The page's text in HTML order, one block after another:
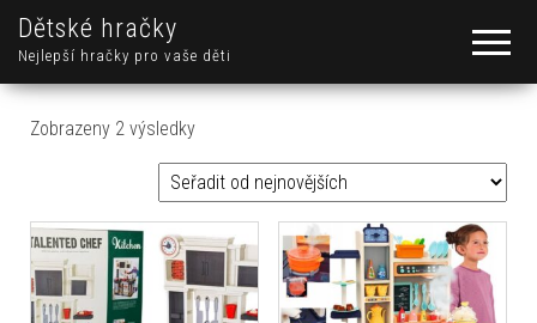
Dětské hračky
Nejlepší hračky pro vaše děti
Zobrazeny 2 výsledkySeřazeno od nejnovějších